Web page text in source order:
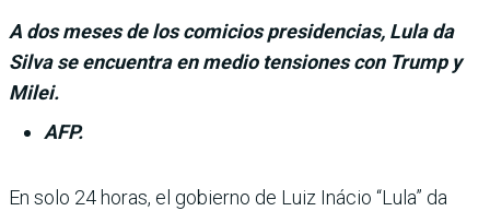
A dos meses de los comicios presidencias, Lula da
Silva se encuentra en medio tensiones con Trump y
Milei.
AFP.
En solo 24 horas, el gobierno de Luiz Iná­cio “Lula” da